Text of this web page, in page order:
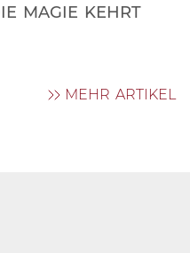
MAGIE KEHRT
MEHR ARTIKEL